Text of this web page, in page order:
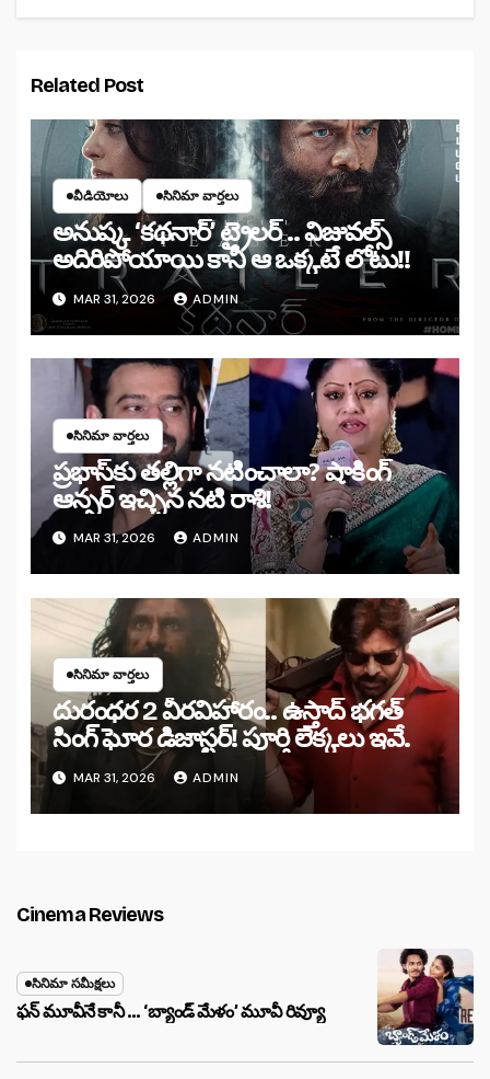
Related Post
వీడియోలు సినిమా వార్తలు
అనుష్క ‘కథనార్’ ట్రైలర్ .. విజువల్స్
అదిరిపోయాయి కానీ ఆ ఒక్కటే లోటు!!
MAR 31, 2026 ADMIN
సినిమా వార్తలు
ప్రభాస్‌కు తల్లిగా నటించాలా? షాకింగ్
ఆన్సర్ ఇచ్చిన నటి రాశి!
MAR 31, 2026 ADMIN
సినిమా వార్తలు
దురంధర 2 వీరవిహారం.. ఉస్తాద్ భగత్
సింగ్ ఘోర డిజాస్టర్! పూర్తి లెక్కలు ఇవే.
MAR 31, 2026 ADMIN
Cinema Reviews
సినిమా సమీక్షలు
ఫన్ మూవీనే కానీ … ‘బ్యాండ్‌ మేళం’ మూవీ రివ్యూ